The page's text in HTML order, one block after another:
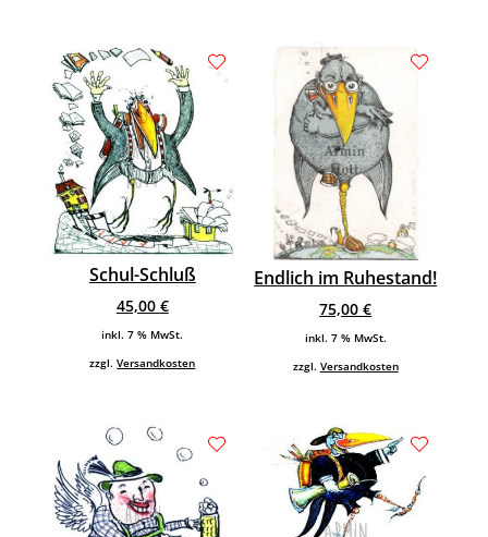
Schul-Schluß
45,00 €
inkl. 7 % MwSt.
zzgl.Versandkosten
Endlich im Ruhestand!
75,00€
inkl. 7 % MwSt.
zzgl. Versandkosten